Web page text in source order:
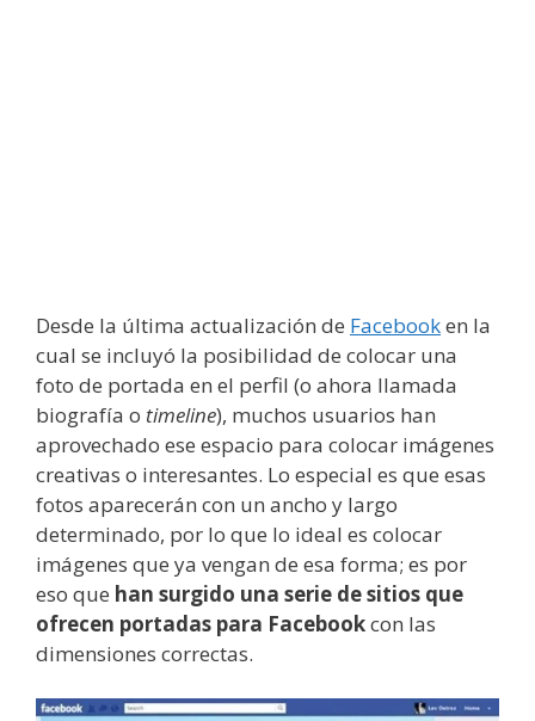
Desde la última actualización de Facebooken la
cual se incluyó la posibilidad de colocar una
foto de portada en el perfil (o ahora llamada
biografía o timeline), muchos usuarios han
aprovechado ese espacio para colocar imágenes
creativas o interesantes. Lo especial es que esas
fotos aparecerán con un ancho y largo
determinado, por lo que lo ideal es colocar
imágenes que ya vengan de esa forma; es por
eso que han surgido una serie de sitios que
ofrecen portadas para Facebookcon las
dimensiones correctas.